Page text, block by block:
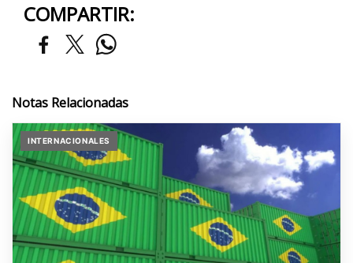
COMPARTIR:
Notas Relacionadas
INTERNACIONALES